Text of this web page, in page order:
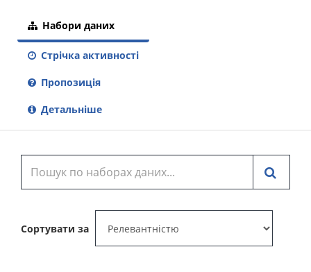
Набори даних
Стрічка активності
Пропозиція
Детальніше
Сортувати за